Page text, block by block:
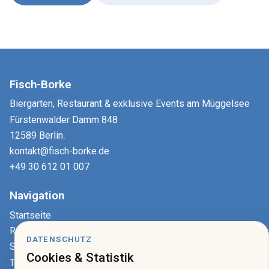
Fisch-Borke
Biergarten, Restaurant & exklusive Events am Müggelsee
Fürstenwalder Damm 848
12589 Berlin
kontakt@fisch-borke.de
+49 30 612 01 007
Navigation
Startseite
Restaurant
Speisekarte
Tisch reservieren
DATENSCHUTZ
Cookies & Statistik